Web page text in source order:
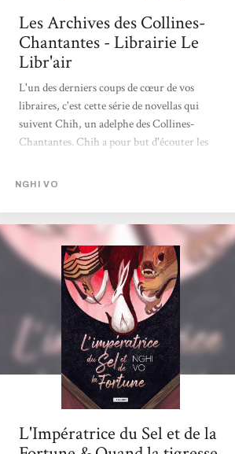
Les Archives des Collines-
Chantantes - Librairie Le
Libr'air
L'un des derniers coups de cœur de vos
libraires, c'est cette série de novellas qui
suivent Chih, un adelphe des Collines-
Chantantes. Chih a pour but d'écouter les
consigner, afin de garder en mémoire les
doux, très bien écrit et rapide à lire, en plus
de donner à réfléchir sur les histoires et leur
portée. On adore !
NGHI VO
L'Impératrice du Sel et de la